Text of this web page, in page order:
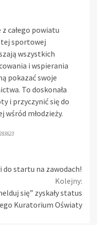
całego powiatu
tej sportowej
wszystkich
i wspierania
pokazać swoje
To doskonała
i przyczynić się do
młodzieży.
do startu na zawodach!
Kolejny:
się” zyskały status
Kuratorium Oświaty